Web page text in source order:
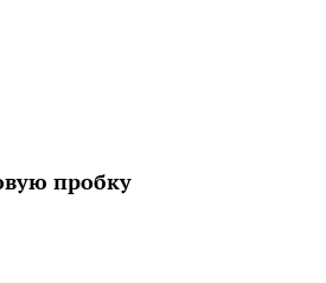
пробку